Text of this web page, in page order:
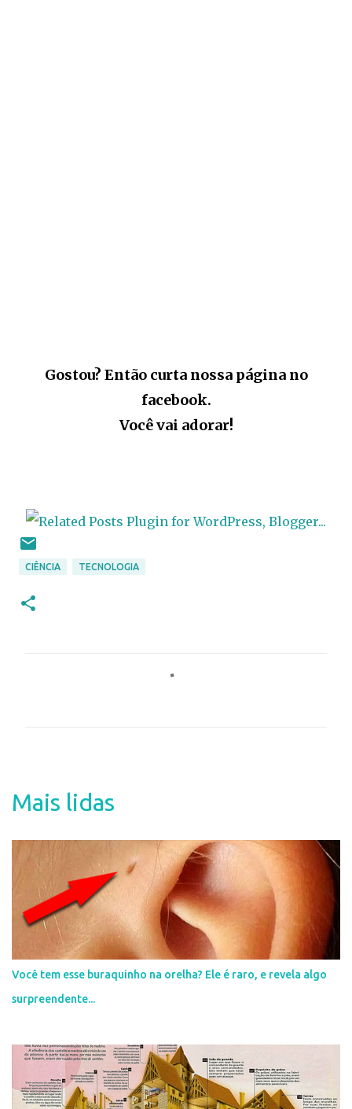
Gostou? Então curta nossa página no
facebook.
Você vai adorar!
CIÊNCIA TECNOLOGIA
á
Mais lidas
Você tem esse buraquinho na orelha? Ele é raro, e revela algo
surpreendente...